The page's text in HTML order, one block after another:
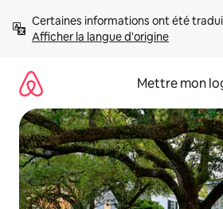
directement
Afficher la langue d'origine
Mettre mon